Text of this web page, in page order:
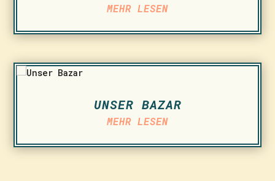
MEHR LESEN
UNSER BAZAR
MEHR LESEN